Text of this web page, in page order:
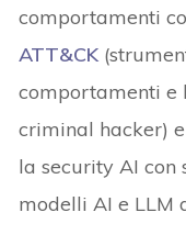
comportamenti
ATT&CK
comportamenti e
criminal hacker) e
la security AI
modelli AI e LLM